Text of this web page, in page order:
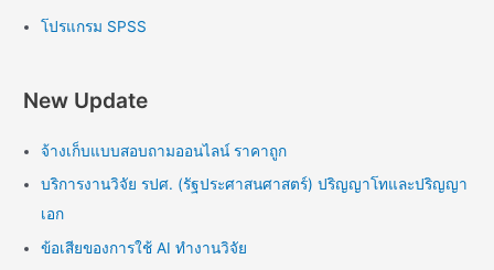
โปรแกรม SPSS
New Update
จ้างเก็บแบบสอบถามออนไลน์ ราคาถูก
บริการงานวิจัย รปศ. (รัฐประศาสนศาสตร์) ปริญญาโทและปริญญา
เอก
ข้อเสียของการใช้ AI ทำงานวิจัย